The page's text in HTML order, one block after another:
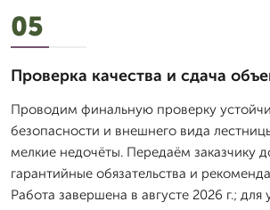
05
Проверка качества и сдача
Проводим финальную проверку
безопасности и внешнего вида
мелкие недочёты. Передаём заказчику
гарантийные обязательства и
Работа завершена в августе 2026 г.; для